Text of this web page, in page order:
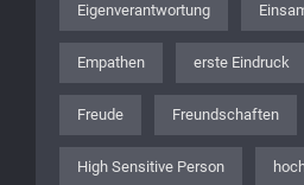
Eigenverantwortung
Empathen erste Eindruck
Freude Freundschaften
High Sensitive Person